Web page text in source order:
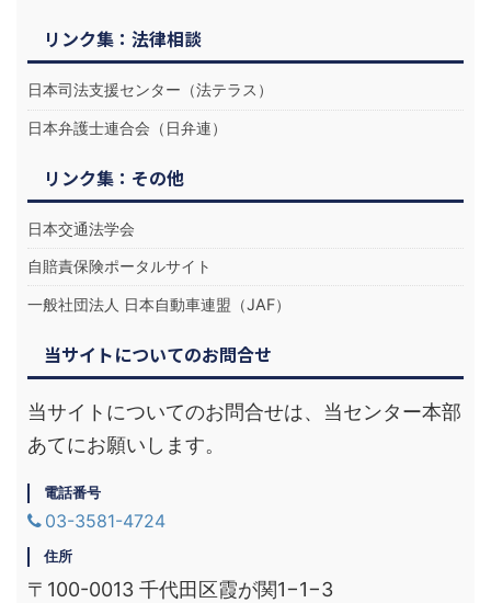
リンク集：法律相談
日本司法支援センター（法テラス）
日本弁護士連合会（日弁連）
リンク集：その他
日本交通法学会
自賠責保険ポータルサイト
一般社団法人 日本自動車連盟（JAF）
当サイトについてのお問合せ
当サイトについてのお問合せは、当センター本部
あてにお願いします。
電話番号
03-3581-4724
住所
〒100-0013 千代田区霞が関1−1−3